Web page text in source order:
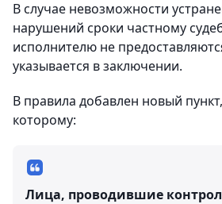
В случае невозможности
нарушений сроки частному
исполнителю не
указывается в заключении.
В правила добавлен новый
которому:
Лица, проводившие